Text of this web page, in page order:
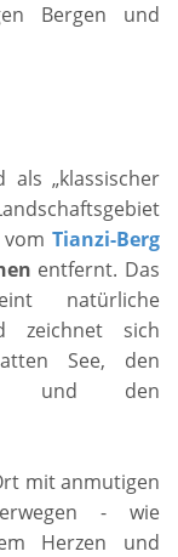
Bergen und
„klassischer
Tianzi-Berg
entfernt. Das
natürliche
zeichnet sich
See, den
und den
mit anmutigen
- wie
Herzen und